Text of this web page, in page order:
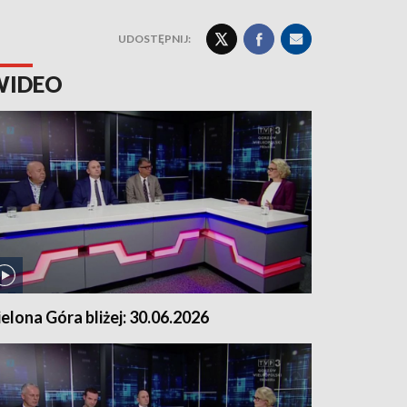
UDOSTĘPNIJ:
Góra bliżej: 30.06.2026